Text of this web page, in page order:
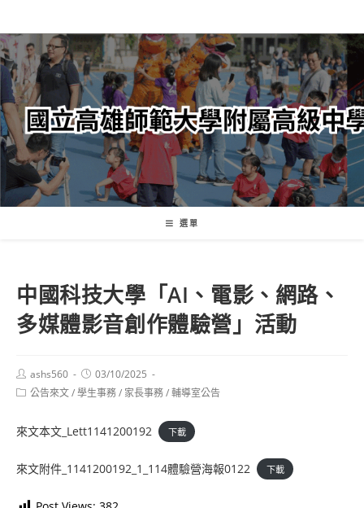
轉
至
主
內
容
選單
中國科技大學「AI、電影、網路、
多媒體影音創作體驗營」活動
Post
author:
ashs560
Post
published:
03/10/2025
Post公告來文/學生事務/ 家長事務/輔導室公告
來文本文_Lett1141200192 下載
來文附件_1141200192_1_114體驗營海報0122 下載